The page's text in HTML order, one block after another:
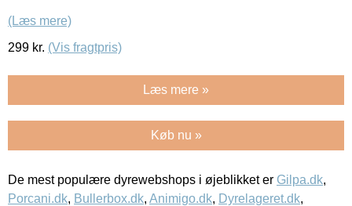
(Læs mere)
299 kr. (Vis fragtpris)
Læs mere »
Køb nu »
De mest populære dyrewebshops i øjeblikket er Gilpa.dk,
Porcani.dk, Bullerbox.dk, Animigo.dk, Dyrelageret.dk,